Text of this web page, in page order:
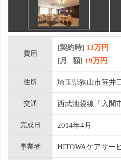
費用
[契約時] 13万円
[月 額] 19万円
住所 埼玉県狭山市笹井
交通 西武池袋線「入間
完成日 2014年4月
事業者 HITOWAケアサー